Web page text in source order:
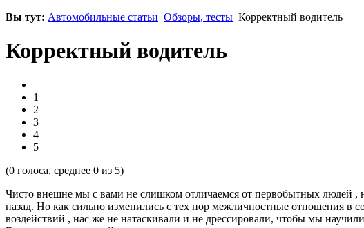
Вы тут: Автомобильные статьи Обзоры, тесты Корректный водитель
Корректный водитель
1
2
3
4
5
(0 голоса, среднее 0 из 5)
Чисто внешне мы с вами не слишком отличаемся от первобытных людей ,
назад. Но как сильно изменились с тех пор межличностные отношения в
воздействий , нас же не натаскивали и не дрессировали, чтобы мы